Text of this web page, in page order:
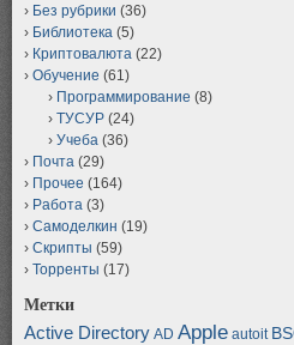
Без рубрики (36)
Библиотека (5)
Криптовалюта (22)
Обучение (61)
Программирование (8)
ТУСУР (24)
Учеба (36)
Почта (29)
Прочее (164)
Работа (3)
Самоделкин (19)
Скрипты (59)
Торренты (17)
Метки
Active Directory AD Apple autoit